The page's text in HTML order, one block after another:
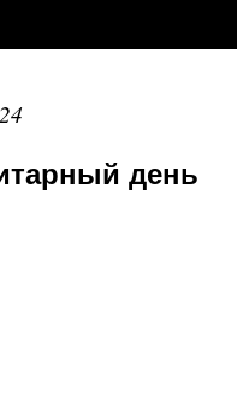
день